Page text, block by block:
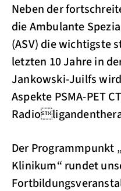
Neben der
die Ambulante
(ASV) die wichtigste
letzten 10 Jahre in
Jankowski-Juilfs
Aspekte PSMA-PET
Der Programmpunkt
Klinikum“ rundet